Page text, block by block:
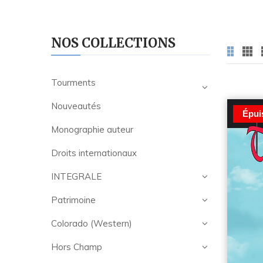
NOS COLLECTIONS
Tourments
Nouveautés
Monographie auteur
Droits internationaux
INTEGRALE
Patrimoine
Colorado (Western)
Hors Champ